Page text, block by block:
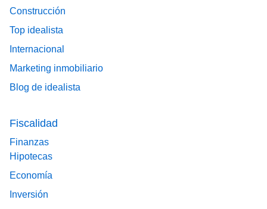
Construcción
Top idealista
Internacional
Marketing inmobiliario
Blog de idealista
Fiscalidad
Finanzas
Hipotecas
Economía
Inversión